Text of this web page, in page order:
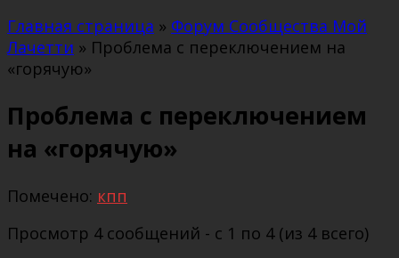
Главная страница » Форум Сообщества Мой
Лачетти » Проблема с переключением на
«горячую»
Проблема с переключением
на «горячую»
Помечено: кпп
Просмотр 4 сообщений - с 1 по 4 (из 4 всего)